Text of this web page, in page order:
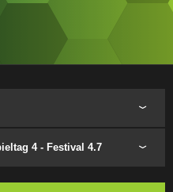
4 - Festival 4.7